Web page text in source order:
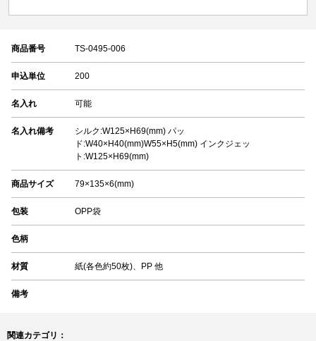
商品番号 TS-0495-006
申込単位 200
名入れ 可能
名入れ備考
シルク:W125×H69(mm) パッ
ド:W40×H40(mm)W55×H5(mm) インクジェッ
ト:W125×H69(mm)
商品サイズ 79×135×6(mm)
包装 OPP袋
色柄
材質 紙(各色約50枚)、PP 他
備考
関連カテゴリ：